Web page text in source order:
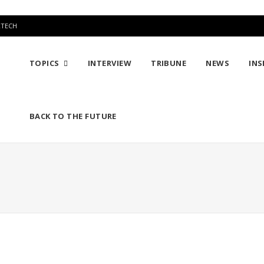
TOPICS INTERVIEW TRIBUNE NEWS
BACK TO THE FUTURE